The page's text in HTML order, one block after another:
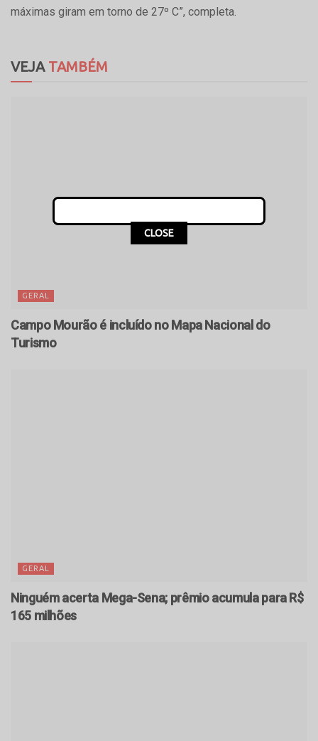
máximas giram em torno de 27º C”, completa.
VEJATAMBÉM
GERAL
Campo Mourão é incluído no Mapa Nacional do
Turismo
GERAL
Ninguém acerta Mega-Sena; prêmio acumula para R$
165 milhões
CLOSE